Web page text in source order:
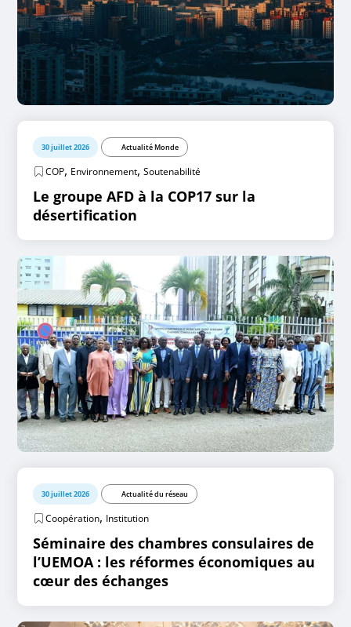
30 juillet 2026 Actualité Monde
COP, Environnement,Soutenabilité
Le groupe AFD à la COP17 sur la
désertification
30 juillet 2026 Actualité du réseau
Coopération, Institution
Séminaire des chambres consulaires de
l’UEMOA : les réformes économiques au
cœur des échanges